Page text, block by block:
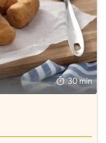
30 min